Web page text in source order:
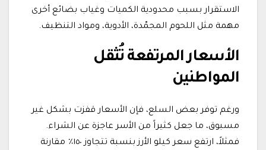
الاستقرار بسبب محدودية الكميات وغياب بضائع أخرى
مهمة مثل اللحوم المجمّدة، الأدوية، ومواد التنظيف.
الأسعار المرتفعة تُثقل
المواطنين
ورغم توفر بعض السلع، فإن الأسعار قفزت بشكل غير
مسبوق، ما جعل كثيراً من الأسر عاجزة عن الشراء.
فمثلاً، ارتفع سعر كيلو الأرز بنسبة تتجاوز ١٥٠٪ مقارنة